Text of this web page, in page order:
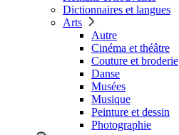
Dictionnaires et langues
Arts
Autre
Cinéma et théâtre
Couture et broderie
Danse
Musées
Musique
Peinture et dessin
Photographie